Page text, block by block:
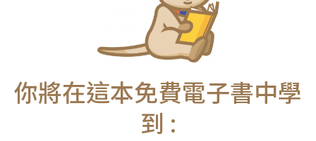
你將在這本免費電子書中學
到 :